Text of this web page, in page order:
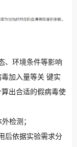
、环境条件等影响
加入量等关 键实
出合适的假病毒使
检测；
后依据实验需求分